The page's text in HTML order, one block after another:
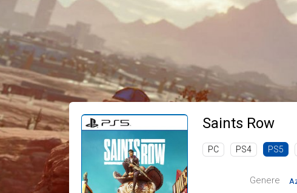
Saints Row
PC PS4 PS5
Genere